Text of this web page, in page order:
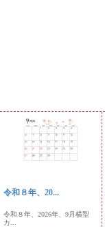
令和８年、20...
令和８年、2026年、9月横型
カ...